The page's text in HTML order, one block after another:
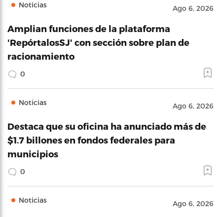
Noticias Ago 6, 2026
Amplian funciones de la plataforma
'RepórtalosSJ' con sección sobre plan de
racionamiento
0
Noticias Ago 6, 2026
Destaca que su oficina ha anunciado más de
$1.7 billones en fondos federales para
municipios
0
Noticias Ago 6, 2026